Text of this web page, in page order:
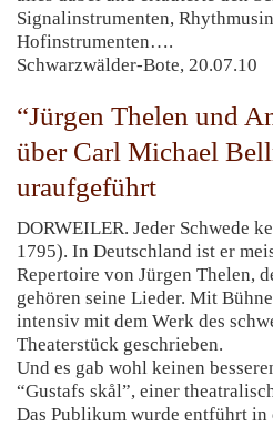
Signalinstrumenten,
Hofinstrumenten….
Schwarzwälder-Bote, 20.07.10
“Jürgen Thelen und
über Carl Michael
uraufgeführt
DORWEILER. Jeder Schwede
1795). In Deutschland ist er
Repertoire von Jürgen Thelen,
gehören seine Lieder. Mit
intensiv mit dem Werk des
Theaterstück geschrieben.
Und es gab wohl keinen
“Gustafs skål”, einer
Das Publikum wurde entführt